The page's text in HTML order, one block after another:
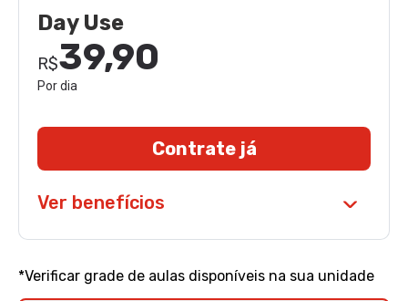
Day Use
R$39,90
Por dia
Contrate já
Ver benefícios
*Verificar grade de aulas disponíveis na sua unidade